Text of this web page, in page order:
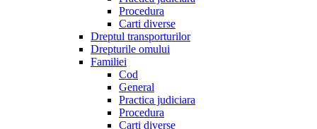
Procedura
Carti diverse
Dreptul transporturilor
Drepturile omului
Familiei
Cod
General
Practica judiciara
Procedura
Carti diverse